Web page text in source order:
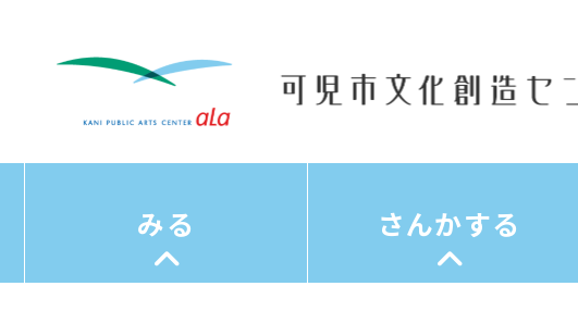
みる さんかする